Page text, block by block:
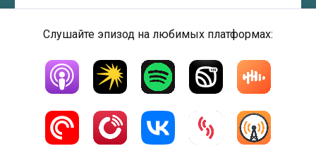
Слушайте эпизод на любимых платформах: